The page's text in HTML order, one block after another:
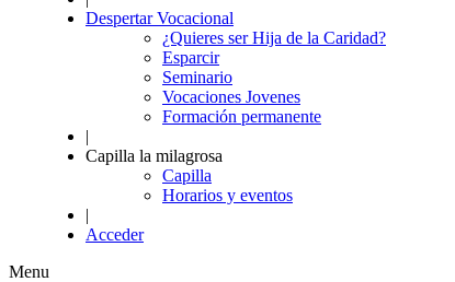
Despertar Vocacional
¿Quieres ser Hija de la Caridad?
Esparcir
Seminario
Vocaciones Jovenes
Formación permanente
|
Capilla la milagrosa
Capilla
Horarios y eventos
|
Acceder
Menu